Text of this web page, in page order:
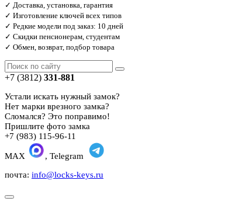
✓ Доставка, установка, гарантия
✓ Изготовление ключей всех типов
✓ Редкие модели под заказ: 10 дней
✓ Скидки пенсионерам, студентам
✓ Обмен, возврат, подбор товара
+7 (3812) 331-881
Устали искать нужный замок?
Нет марки врезного замка?
Сломался? Это поправимо!
Пришлите фото замка
+7 (983) 115-96-11
MAX
, Telegram
почта: info@locks-keys.ru